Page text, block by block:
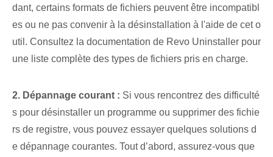
dant, certains formats de fichiers peuvent être incompatibl
es ou ne pas convenir à la désinstallation à l'aide de cet o
util. Consultez la documentation de Revo Uninstaller pour
une liste complète des types de fichiers pris en charge.
2. Dépannage courant : Si vous rencontrez des difficulté
s pour désinstaller un programme ou supprimer des fichie
rs de registre, vous pouvez essayer quelques solutions d
e dépannage courantes. Tout d’abord, assurez-vous que